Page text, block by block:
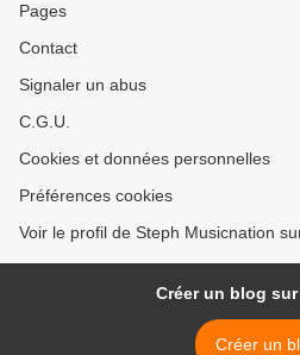
Pages
Contact
Signaler un abus
C.G.U.
Cookies et données personnelles
Préférences cookies
Voir le profil de Steph Musicnation
Créer un blog
Créer un